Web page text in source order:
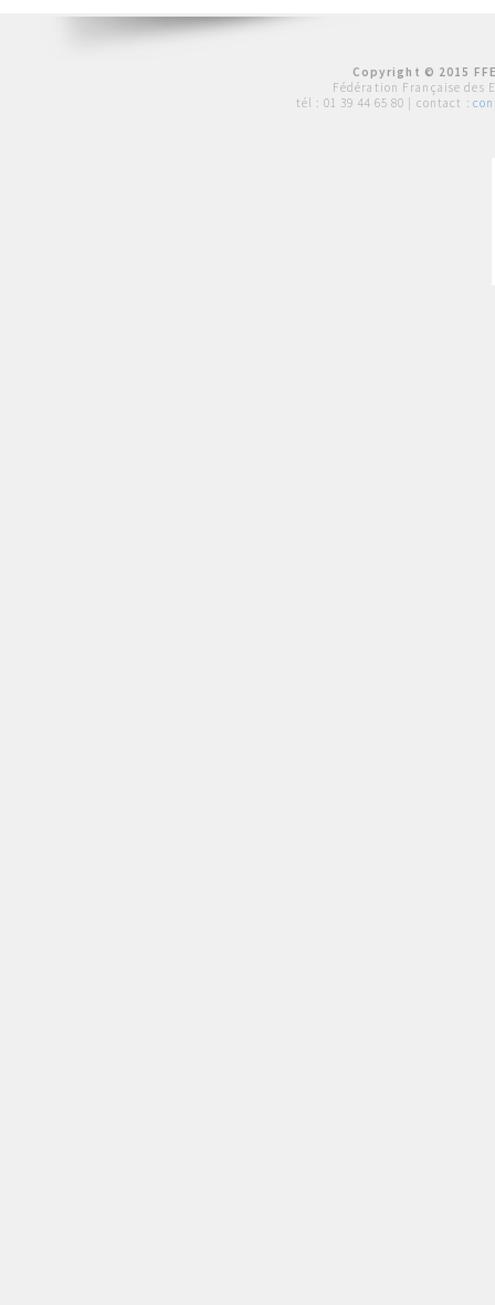
Copyright © 2015
Fédération Française des
tél : 01 39 44 65 80 | contact :